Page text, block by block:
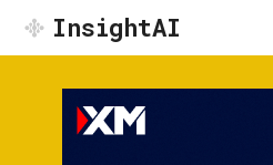
InsightAI